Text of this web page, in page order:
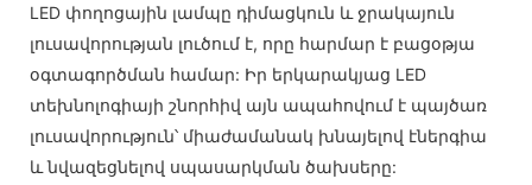
LED փողոցային լամպը դիմացկուն և ջրակայուն
լուսավորության լուծում է, որը հարմար է բացօթյա
օգտագործման համար: Իր երկարակյաց LED
տեխնոլոգիայի շնորհիվ այն ապահովում է պայծառ
լուսավորություն՝ միաժամանակ խնայելով էներգիա
և նվազեցնելով սպասարկման ծախսերը: